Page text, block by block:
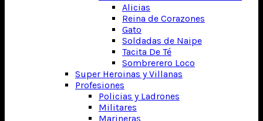
Alicias
Reina de Corazones
Gato
Soldadas de Naipe
Tacita De Té
Sombrerero Loco
Super Heroinas y Villanas
Profesiones
Policias y Ladrones
Militares
Marineras